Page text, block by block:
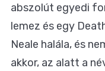
abszolút egyedi
lemez és egy
Neale halála, és
akkor, az alatt a